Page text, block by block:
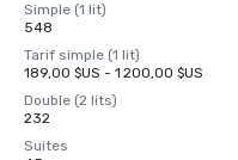
Simple (1 lit)
548
Tarif simple (1 lit)
189,00 $US - 1 200,00 $US
Double (2 lits)
232
Suites